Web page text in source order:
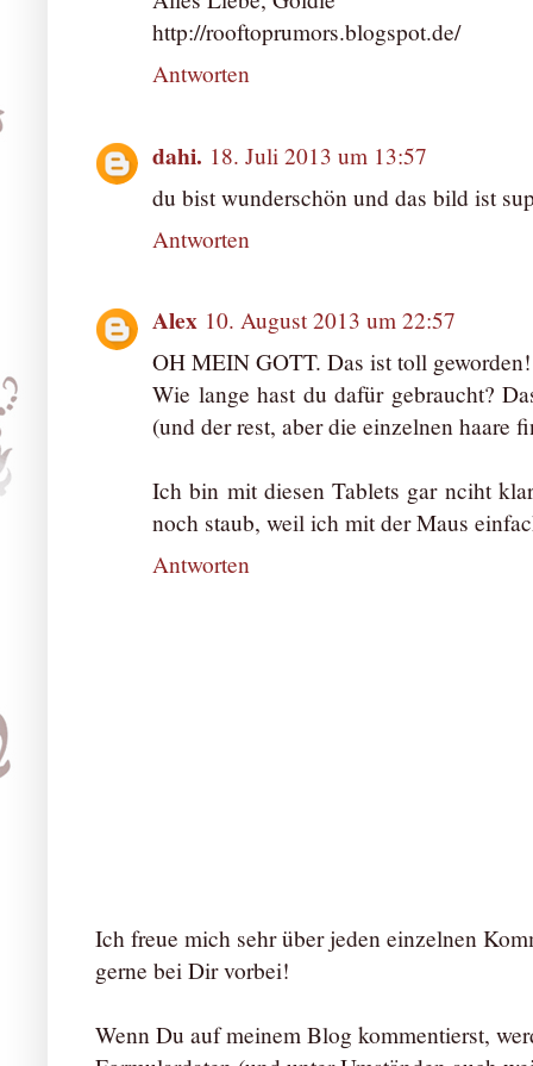
http://rooftoprumors.blogspot.de/
Antworten
dahi. 18. Juli 2013 um 13:57
du bist wunderschön und das bild ist
Antworten
Alex 10. August 2013 um 22:57
OH MEIN GOTT. Das ist toll
Wie lange hast du dafür gebraucht?
(und der rest, aber die einzelnen haare
Ich bin mit diesen Tablets gar nciht
noch staub, weil ich mit der Maus
Antworten
Ich freue mich sehr über jeden einzelnen
gerne bei Dir vorbei!
Wenn Du auf meinem Blog kommentierst,